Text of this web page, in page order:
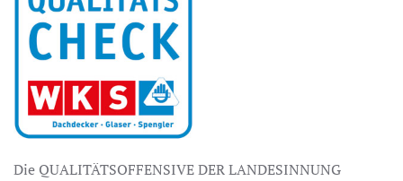
Die QUALITÄTSOFFENSIVE DER LANDESINNUNG